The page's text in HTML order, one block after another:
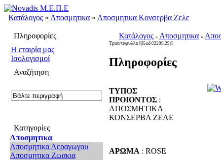
Κατάλογος » Αποσμητικα » Αποσμητικα Κονσερβα Ζελε
Πληροφορίες
H εταιρία μας
Ισολογισμοί
Αναζήτηση
Κατηγορίες
Αποσμητικα
Αποσμητικα Αεραγωγου
Αποσμητικα Ζωακια
Κατάλογος » Αποσμητικα »
Τριανταφυλλο [(Κωδ 02209.29)]
Πληροφορίες
ΤΥΠΟΣ
ΠΡΟΙΟΝΤΟΣ :
ΑΠΟΣΜΗΤΙΚΑ
ΚΟΝΣΕΡΒΑ ΖΕΛΕ
ΑΡΩΜΑ : ROSE